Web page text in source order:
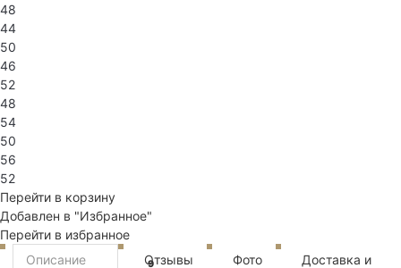
48
44
50
46
52
48
54
50
56
52
Перейти в корзину
Добавлен в "Избранное"
Перейти в избранное
Описание
Отзывы
9 Фото Доставка и